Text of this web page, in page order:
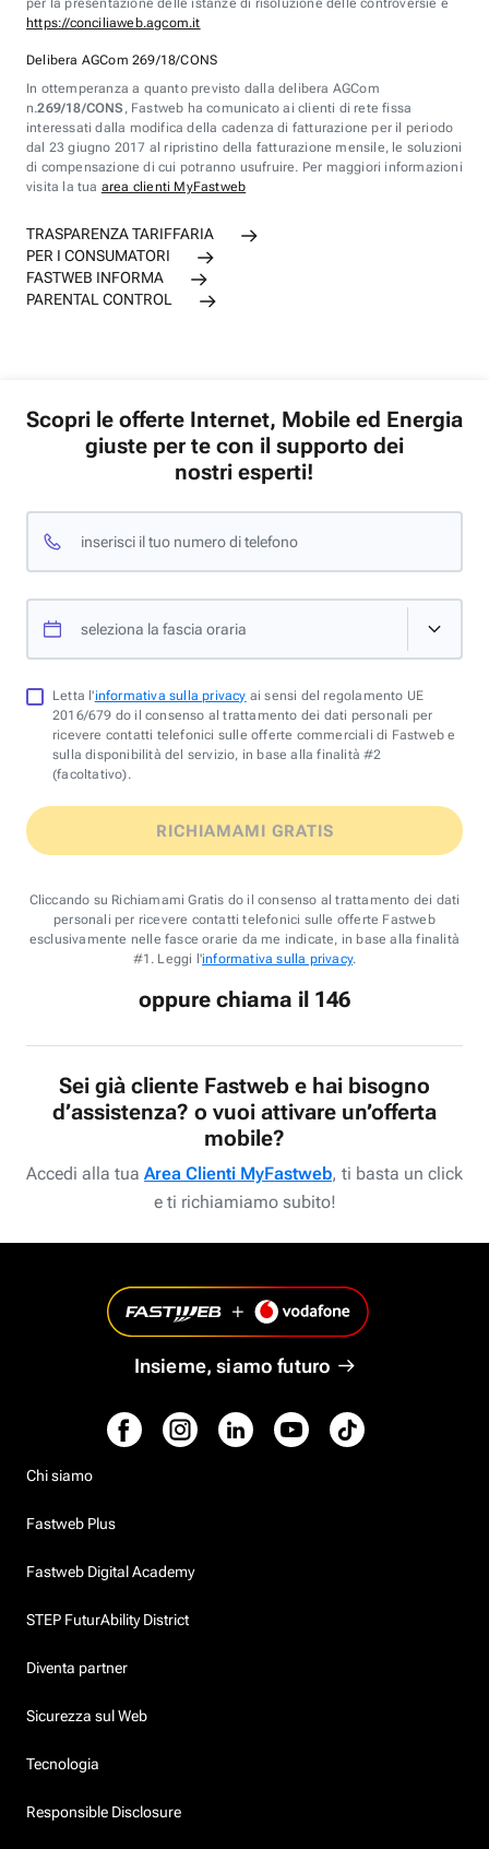
per la presentazione delle istanze di risoluzione delle controversie è
https://conciliaweb.agcom.it
Delibera AGCom 269/18/CONS
In ottemperanza a quanto previsto dalla delibera AGCom
n.269/18/CONS , Fastweb ha comunicato ai clienti di rete fissa
interessati dalla modifica della cadenza di fatturazione per il periodo
dal 23 giugno 2017 al ripristino della fatturazione mensile, le soluzioni
di compensazione di cui potranno usufruire. Per maggiori informazioni
visita la tua area clienti MyFastweb
TRASPARENZA TARIFFARIA
PER I CONSUMATORI
FASTWEB INFORMA
PARENTAL CONTROL
Scopri le offerte Internet, Mobile ed Energia
giuste per te con il supporto dei
nostri esperti!
inserisci il tuo numero di telefono
seleziona la fascia oraria
Letta l'informativa sulla privacy ai sensi del regolamento UE
2016/679 do il consenso al trattamento dei dati personali per
ricevere contatti telefonici sulle offerte commerciali di Fastweb e
sulla disponibilità del servizio, in base alla finalità #2
(facoltativo).
RICHIAMAMI GRATIS
Cliccando su Richiamami Gratis do il consenso al trattamento dei dati
personali per ricevere contatti telefonici sulle offerte Fastweb
esclusivamente nelle fasce orarie da me indicate, in base alla finalità
#1. Leggi l'informativa sulla privacy.
oppure chiama il 146
Sei già cliente Fastweb e hai bisogno
d’assistenza? o vuoi attivare un’offerta
mobile?
Accedi alla tua Area Clienti MyFastweb, ti basta un click
e ti richiamiamo subito!
Insieme, siamo futuro
Chi siamo
Fastweb Plus
Fastweb Digital Academy
STEP FuturAbility District
Diventa partner
Sicurezza sul Web
Tecnologia
Responsible Disclosure